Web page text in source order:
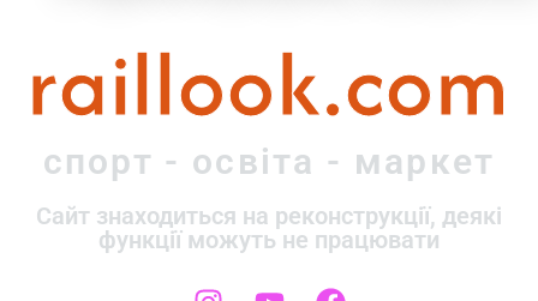
raillook.com
спорт - освіта - маркет
Сайт знаходиться на реконструкції, деякі
функції можуть не працювати